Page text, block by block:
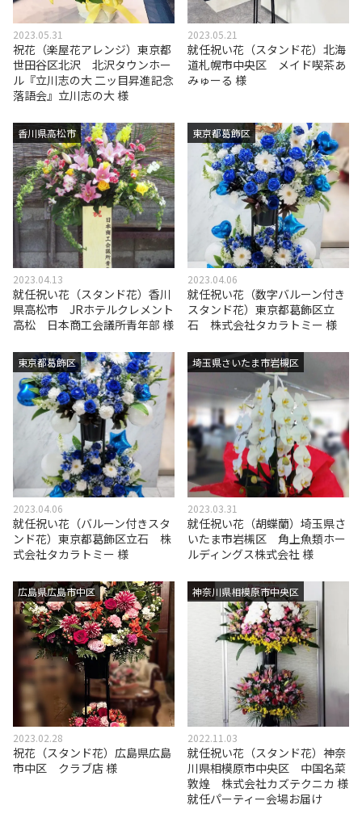
2023.05.31
祝花（楽屋花アレンジ）東京都
世田谷区北沢 北沢タウンホー
ル『立川志の大 二ッ目昇進記念
落語会』立川志の大 様
2023.05.21
就任祝い花（スタンド花）北海
道札幌市中央区 メイド喫茶あ
みゅーる 様
香川県高松市
2023.04.13
就任祝い花（スタンド花）香川
県高松市 JRホテルクレメント
高松 日本商工会議所青年部 様
東京都葛飾区
2023.04.06
就任祝い花（数字バルーン付き
スタンド花）東京都葛飾区立
石 株式会社タカラトミー 様
東京都葛飾区
2023.04.06
就任祝い花（バルーン付きスタ
ンド花）東京都葛飾区立石 株
式会社タカラトミー 様
埼玉県さいたま市岩槻区
2023.03.31
就任祝い花（胡蝶蘭）埼玉県さ
いたま市岩槻区 角上魚類ホー
ルディングス株式会社 様
広島県広島市中区
2023.02.28
祝花（スタンド花）広島県広島
市中区 クラブ店 様
神奈川県相模原市中央区
2022.11.03
就任祝い花（スタンド花）神奈
川県相模原市中央区 中国名菜
敦煌 株式会社カズテクニカ 様
就任パーティー会場お届け